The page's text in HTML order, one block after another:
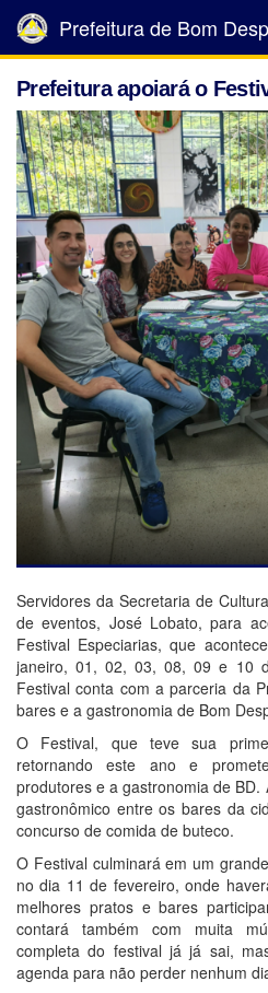
Prefeitura de Bom
Prefeitura apoiará o
Servidores da Secretaria de
de eventos, José Lobato, para
Festival Especiarias, que
janeiro, 01, 02, 03, 08, 09 e 10
Festival conta com a parceria da
bares e a gastronomia de Bom
O Festival, que teve sua
retornando este ano e
produtores e a gastronomia de
gastronômico entre os bares da
concurso de comida de buteco.
O Festival culminará em um
no dia 11 de fevereiro, onde
melhores pratos e bares
contará também com muita
completa do festival já já sai,
agenda para não perder nenhum